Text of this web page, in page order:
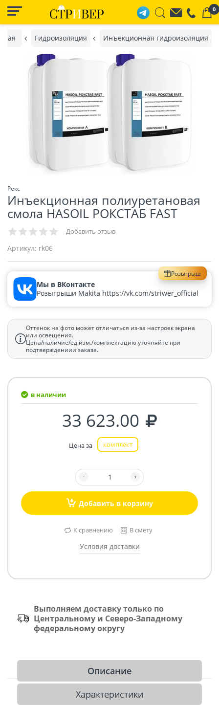
0
Гидроизоляция Инъекционная гидроизоляция
Рекс
Инъекционная полиуретановая
смола HASOIL РОКСТАБ FAST
Добавить отзыв
Артикул: rk06
Розыгрыш
Мы в ВКонтакте
Розыгрыши Makita https://vk.com/striwer_official
Оттенок на фото может отличаться из-за настроек экрана
или освещения.
Цена/наличие/ед.изм./комплектацию уточняйте при
подтверждениии заказа.
в наличии
33 623.00
Цена за комплект
Добавить в корзину
К сравнению В смету
Условия доставки
Выполняем доставку только по
Центральному и Северо-Западному
федеральному округу
Описание
Характеристики